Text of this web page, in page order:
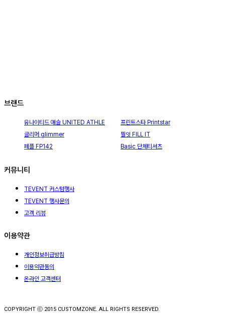
브랜드
유나이티드 애슬 UNITED ATHLE
프린트스타 Printstar
글리머 glimmer
필잇 FILL IT
페플 FP142
Basic 단체티셔츠
커뮤니티
TEVENT 커스텀행사
TEVENT 행사문의
고객 리뷰
이용약관
개인정보취급방침
이용약관동의
온라인 고객센터
COPYRIGHT ⓒ 2015 CUSTOMZONE. ALL RIGHTS RESERVED.